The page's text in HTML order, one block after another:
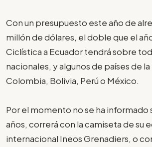
Con un presupuesto este año de
millón de dólares, el doble que el
Ciclística a Ecuador tendrá sobre
nacionales, y algunos de países de
Colombia, Bolivia, Perú o México.
Por el momento no se ha informado
años, correrá con la camiseta de su
internacional Ineos Grenadiers, o